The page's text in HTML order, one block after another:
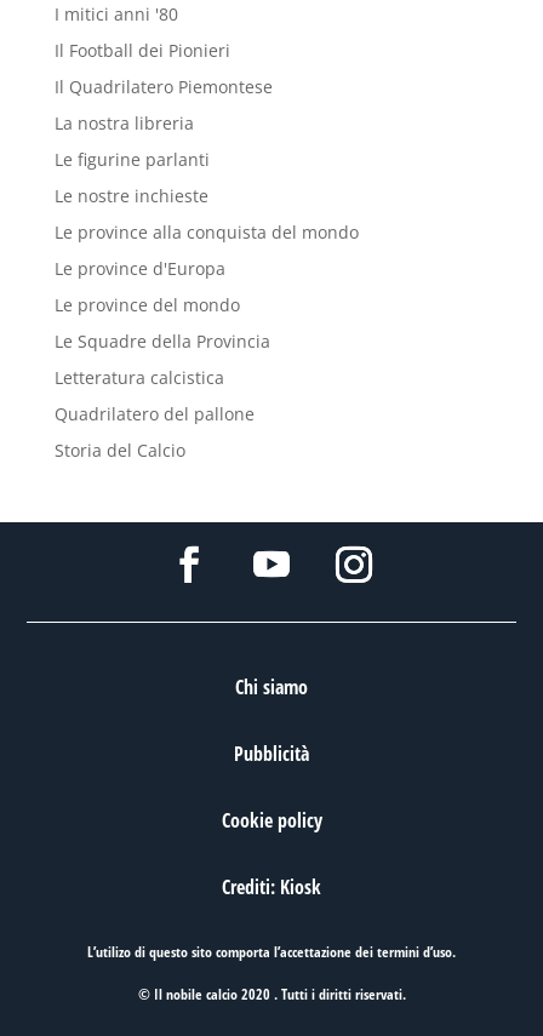
I mitici anni '80
Il Football dei Pionieri
Il Quadrilatero Piemontese
La nostra libreria
Le figurine parlanti
Le nostre inchieste
Le province alla conquista del mondo
Le province d'Europa
Le province del mondo
Le Squadre della Provincia
Letteratura calcistica
Quadrilatero del pallone
Storia del Calcio
Chi siamo
Pubblicità
Cookie policy
Crediti: Kiosk
L’utilizo di questo sito comporta l’accettazione deitermini d’uso.
© Il nobile calcio 2020 . Tutti i diritti riservati.